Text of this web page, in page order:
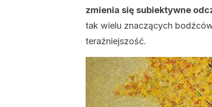
zmienia się subiektywne
tak wielu znaczących
teraźniejszość.